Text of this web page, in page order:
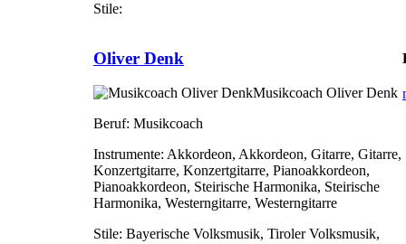
Stile:
Oliver Denk
Musikcoach Oliver Denk
Beruf: Musikcoach
Instrumente: Akkordeon, Akkordeon, Gitarre, Gitarre,
Konzertgitarre, Konzertgitarre, Pianoakkordeon,
Pianoakkordeon, Steirische Harmonika, Steirische
Harmonika, Westerngitarre, Westerngitarre
Stile: Bayerische Volksmusik, Tiroler Volksmusik,